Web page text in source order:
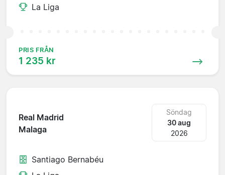
La Liga
PRIS FRÅN
1 235 kr
Real Madrid
Malaga
Söndag
30 aug
2026
Santiago Bernabéu